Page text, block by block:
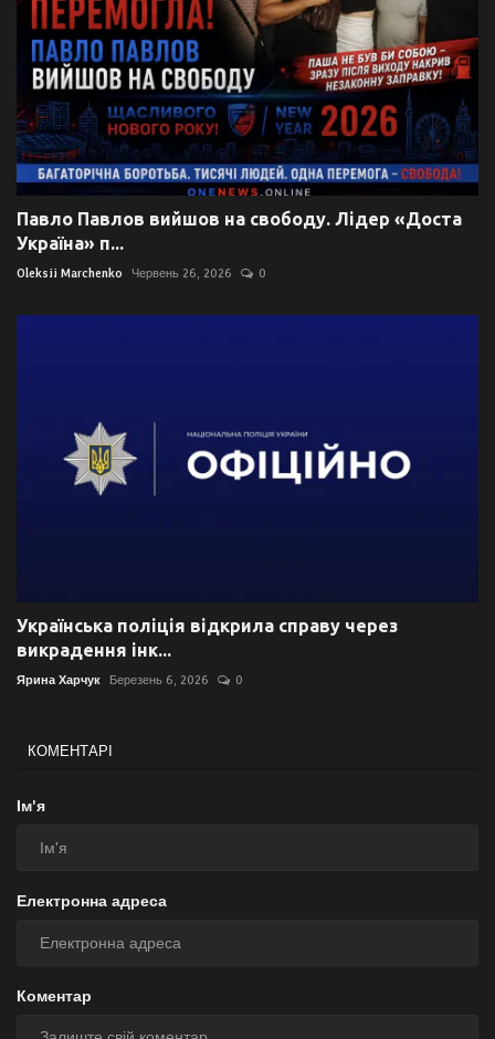
Павло Павлов вийшов на свободу. Лідер «Доста
Україна» п...
Oleksii Marchenko Червень 26, 2026 0
Українська поліція відкрила справу через
викрадення інк...
Ярина Харчук Березень 6, 2026 0
КОМЕНТАРІ
Ім'я
Електронна адреса
Коментар